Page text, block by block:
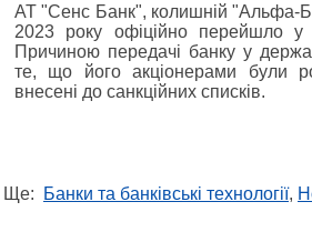
АТ "Сенс Банк", колишній "Альфа-
2023 року офіційно перейшло у
Причиною передачі банку у
те, що його акціонерами були
внесені до санкційних списків.
Ще: Банки та банківські технології,